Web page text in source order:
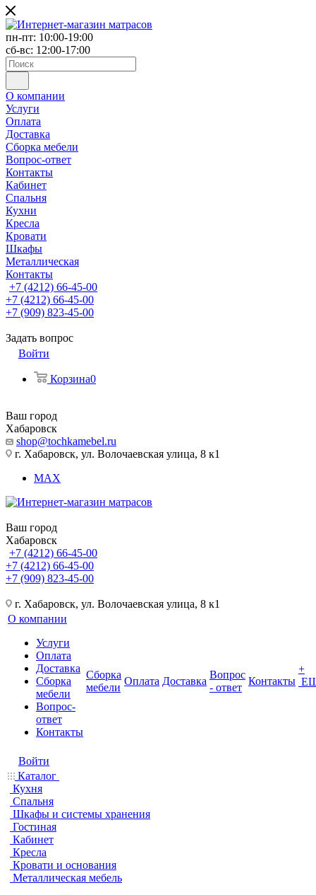
пн-пт: 10:00-19:00
сб-вс: 12:00-17:00
О компании
Услуги
Оплата
Доставка
Сборка мебели
Вопрос-ответ
Контакты
Кабинет
Спальня
Кухни
Кресла
Кровати
Шкафы
Металлическая
Контакты
+7 (4212) 66-45-00
+7 (4212) 66-45-00
+7 (909) 823-45-00
Задать вопрос
Войти
Корзина0
Ваш город
Хабаровск
shop@tochkamebel.ru
г. Хабаровск, ул. Волочаевская улица, 8 к1
MAX
Ваш город
Хабаровск
+7 (4212) 66-45-00
+7 (4212) 66-45-00
+7 (909) 823-45-00
г. Хабаровск, ул. Волочаевская улица, 8 к1
О компании
Услуги
Оплата
Доставка
Сборка
мебели
Вопрос-
ответ
Контакты
Сборка
мебели
Оплата Доставка
Вопрос
- ответ
Контакты
+
Войти
Каталог
Кухня
Спальня
Шкафы и системы хранения
Гостиная
Кабинет
Кресла
Кровати и основания
Металлическая мебель